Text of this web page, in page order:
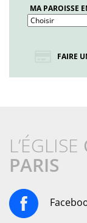
MA PAROISSE
FAIRE
L’ÉGLISE
PARIS